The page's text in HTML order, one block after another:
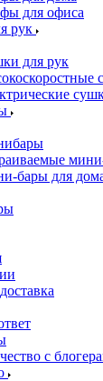
для офиса
рук
для рук
бары для
с